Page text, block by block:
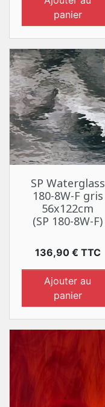
panier
SP Waterglass
180-8W-F gris
56x122cm
(SP 180-8W-F)
Prix
136,90 € TTC
Ajouter au
panier